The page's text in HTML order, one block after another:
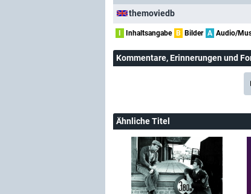
themoviedb
Inhaltsangabe B Bilder A Audio/
Kommentare, Erinnerungen und
Ähnliche Titel